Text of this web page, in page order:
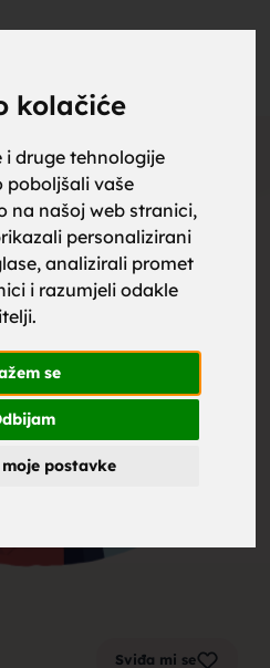
kolačiće
druge tehnologije
poboljšali vaše
na našoj web stranici,
personalizirani
analizirali promet
i razumjeli odakle
se
postavke
Sviđa mi se
za